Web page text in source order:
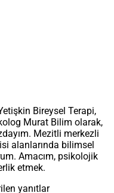
Bireysel Terapi,
Murat Bilim olarak,
Mezitli merkezli
alanlarında bilimsel
Amacım, psikolojik
etmek.
yanıtlar